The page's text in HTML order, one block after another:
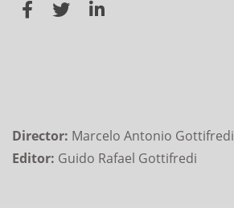
Director: Marcelo Antonio Gottifredi
Editor: Guido Rafael Gottifredi